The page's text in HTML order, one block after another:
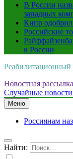
В России
западных
Кипр одобрил
Российские
в России
Реабилитационный
Новостная рассылка
Случайные новости
Меню
Россиянам
Найти: